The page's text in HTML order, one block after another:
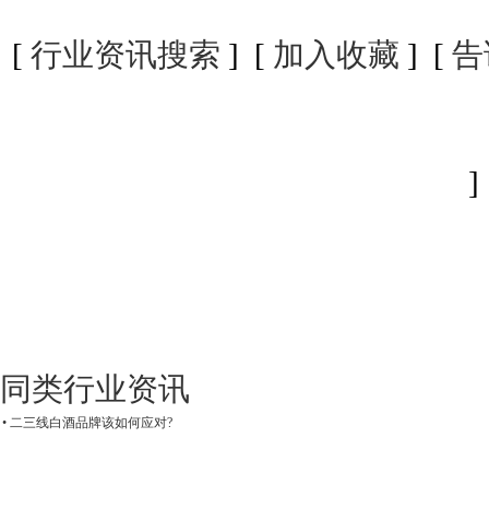
[ 行业资讯搜索 ] [ 加入收藏 ] [
同类行业资讯
• 二三线白酒品牌该如何应对?